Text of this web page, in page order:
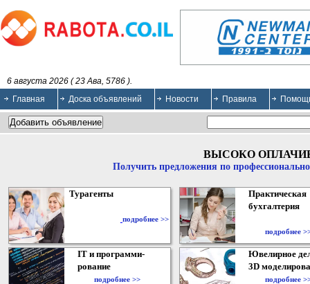
6 августа 2026 ( 23 Ава, 5786 ).
Главная
Доска объявлений Новости Правила
ВЫСОКО
Получить предложения по
Турагенты
подробнее >>
Практическая
бухгалтерия
подробнее
IT и программи-
рование
подробнее >>
Ювелирное
3D
подробнее